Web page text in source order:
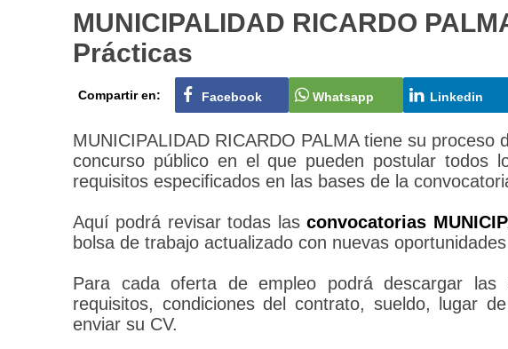
MUNICIPALIDAD RICARDO
Prácticas
Compartir en: Facebook Whatsapp Linkedin
MUNICIPALIDAD RICARDO PALMA tiene su proceso
concurso público en el que pueden postular todos
requisitos especificados en las bases de la
Aquí podrá revisar todas lasconvocatorias
bolsa de trabajo actualizado con nuevas
Para cada oferta de empleo podrá descargar
requisitos, condiciones del contrato, sueldo, lugar
enviar su CV.